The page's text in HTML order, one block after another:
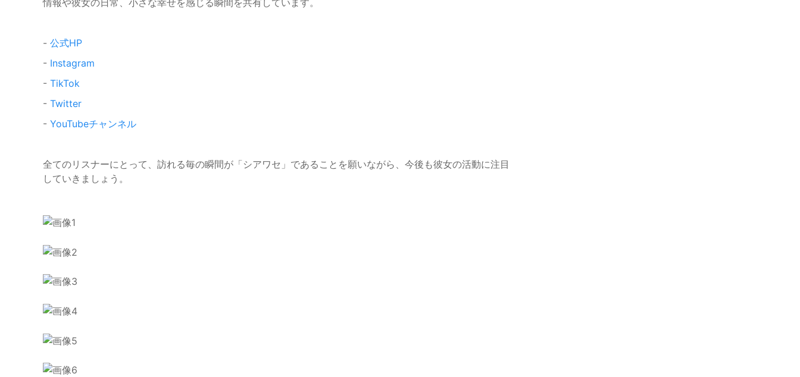
情報や彼女の日常、小さな幸せを感じる瞬間を共有しています。
- 公式HP
- Instagram
- TikTok
- Twitter
- YouTubeチャンネル
全てのリスナーにとって、訪れる毎の瞬間が「シアワセ」であることを願いながら、今後も彼女の活動に注目
していきましょう。